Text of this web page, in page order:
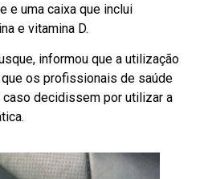
e uma caixa que inclui
e vitamina D.
informou que a utilização
os profissionais de saúde
caso decidissem por utilizar a